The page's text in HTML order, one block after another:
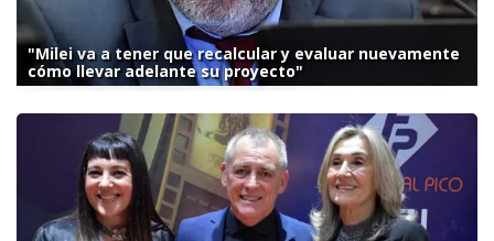
"Milei va a tener que recalcular y evaluar nuevamente
cómo llevar adelante su proyecto"